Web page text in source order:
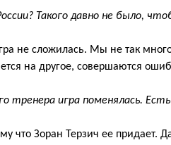
Такого давно не было,
не сложилась. Мы не так
на другое, совершаются
тренера игра поменялась.
что Зоран Терзич ее придает. Д